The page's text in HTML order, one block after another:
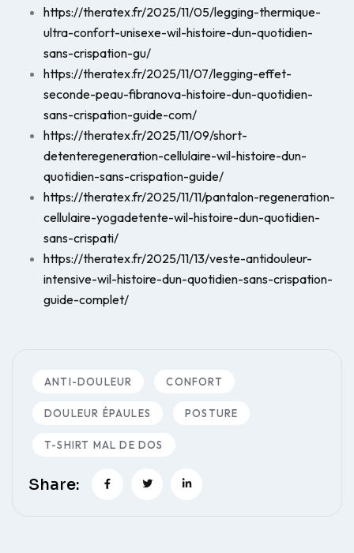
https://theratex.fr/2025/11/05/legging-thermique-
ultra-confort-unisexe-wil-histoire-dun-quotidien-
sans-crispation-gu/
https://theratex.fr/2025/11/07/legging-effet-
seconde-peau-fibranova-histoire-dun-quotidien-
sans-crispation-guide-com/
https://theratex.fr/2025/11/09/short-
detenteregeneration-cellulaire-wil-histoire-dun-
quotidien-sans-crispation-guide/
https://theratex.fr/2025/11/11/pantalon-regeneration-
cellulaire-yogadetente-wil-histoire-dun-quotidien-
sans-crispati/
https://theratex.fr/2025/11/13/veste-antidouleur-
intensive-wil-histoire-dun-quotidien-sans-crispation-
guide-complet/
ANTI-DOULEUR CONFORT
DOULEUR ÉPAULES POSTURE
T-SHIRT MAL DE DOS
Share: